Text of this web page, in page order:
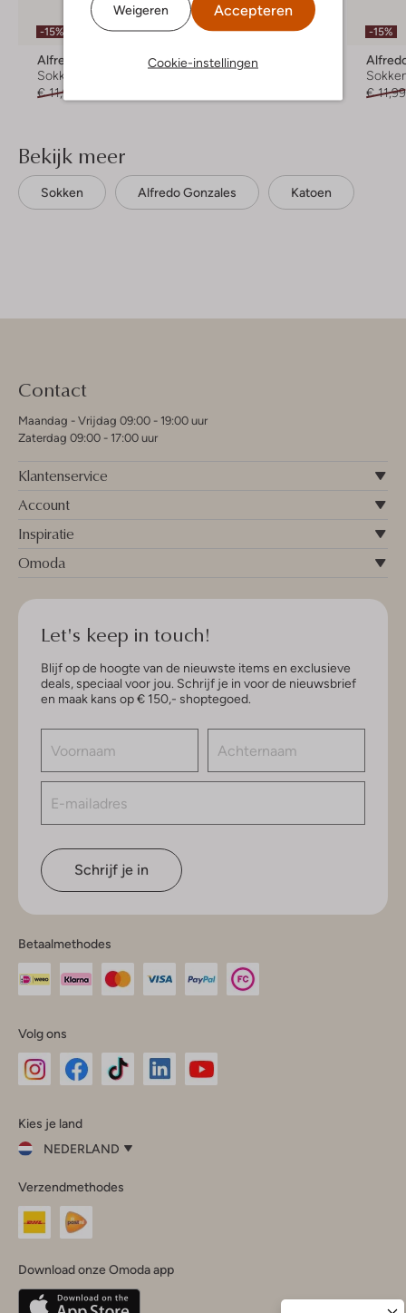
Weigeren Accepteren
Cookie-instellingen
-15%
Alfredo Gonzales
Sokken
€ 11,99
Laatste maten
-15%
Alfredo Gonzales
-15%
€ 11,99
Bekijk meer
Sokken Alfredo Gonzales Katoen
Contact
Maandag - Vrijdag 09:00 - 19:00 uur
Zaterdag 09:00 - 17:00 uur
Klantenservice
Account
Inspiratie
Omoda
Let's keep in touch!
Blijf op de hoogte van de nieuwste items en exclusieve
deals, speciaal voor jou. Schrijf je in voor de nieuwsbrief
en maak kans op € 150,- shoptegoed.
Schrijf je in
Betaalmethodes
Volg ons
InstagramFacebook
Kies je land
NEDERLAND
je
land
Nederland
Belgique(Français)
Verzendmethodes
Download onze Omoda app